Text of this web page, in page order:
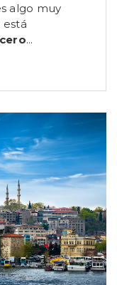
algo muy
está
...